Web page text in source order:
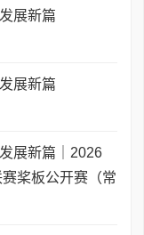
展新篇
展新篇
展新篇｜2026
桨板公开赛（常